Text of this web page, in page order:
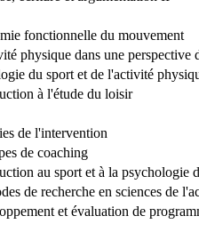
fonctionnelle du mouvement
physique dans une perspective
du sport et de l'activité
à l'étude du loisir
de l'intervention
de coaching
au sport et à la psychologie
de recherche en sciences de
et évaluation de